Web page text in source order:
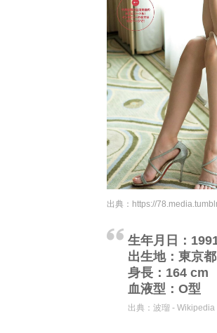
出典： https://
生年月日：
出生地：東京都
身長：164 cm
血液型：O型
出典： 波瑠 - Wikipedia